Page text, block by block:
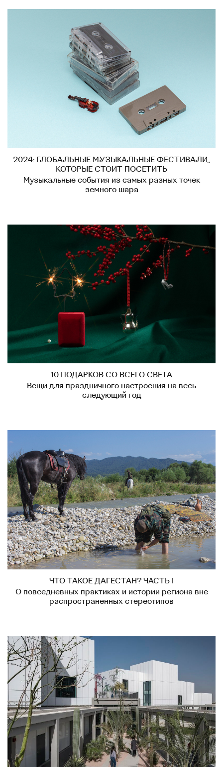
2024: ГЛОБАЛЬНЫЕ МУЗЫКАЛЬНЫЕ ФЕСТИВАЛИ,
КОТОРЫЕ СТОИТ ПОСЕТИТЬ
Музыкальные события из самых разных точек
земного шара
10 ПОДАРКОВ СО ВСЕГО СВЕТА
Вещи для праздничного настроения на весь
следующий год
ЧТО ТАКОЕ ДАГЕСТАН? ЧАСТЬ I
О повседневных практиках и истории региона вне
распространенных стереотипов